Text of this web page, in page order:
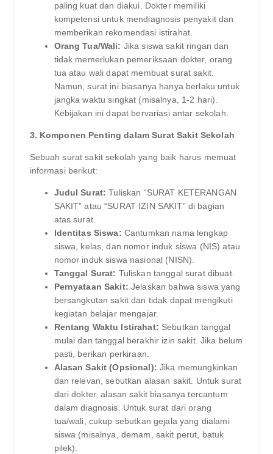
paling kuat dan diakui. Dokter memiliki
kompetensi untuk mendiagnosis penyakit dan
memberikan rekomendasi istirahat.
Orang Tua/Wali: Jika siswa sakit ringan dan
tidak memerlukan pemeriksaan dokter, orang
tua atau wali dapat membuat surat sakit.
Namun, surat ini biasanya hanya berlaku untuk
jangka waktu singkat (misalnya, 1-2 hari).
Kebijakan ini dapat bervariasi antar sekolah.
3. Komponen Penting dalam Surat Sakit Sekolah
Sebuah surat sakit sekolah yang baik harus memuat
informasi berikut:
Judul Surat: Tuliskan “SURAT KETERANGAN
SAKIT” atau “SURAT IZIN SAKIT” di bagian
atas surat.
Identitas Siswa: Cantumkan nama lengkap
siswa, kelas, dan nomor induk siswa (NIS) atau
nomor induk siswa nasional (NISN).
Tanggal Surat: Tuliskan tanggal surat dibuat.
Pernyataan Sakit: Jelaskan bahwa siswa yang
bersangkutan sakit dan tidak dapat mengikuti
kegiatan belajar mengajar.
Rentang Waktu Istirahat: Sebutkan tanggal
mulai dan tanggal berakhir izin sakit. Jika belum
pasti, berikan perkiraan.
Alasan Sakit (Opsional): Jika memungkinkan
dan relevan, sebutkan alasan sakit. Untuk surat
dari dokter, alasan sakit biasanya tercantum
dalam diagnosis. Untuk surat dari orang
tua/wali, cukup sebutkan gejala yang dialami
siswa (misalnya, demam, sakit perut, batuk
pilek).